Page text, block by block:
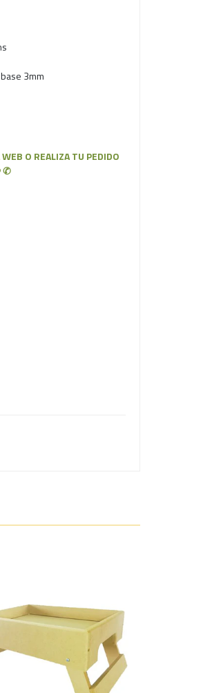
3mm
O REALIZA TU PEDIDO
✆